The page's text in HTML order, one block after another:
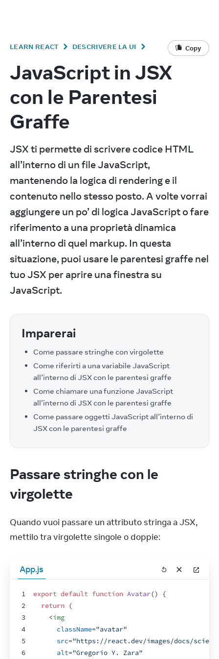
LEARN REACT DESCRIVERE LA UI Copy
JavaScript in JSX
con le Parentesi
Graffe
JSX ti permette di scrivere codice HTML
all’interno di un file JavaScript,
mantenendo la logica di rendering e il
contenuto nello stesso posto. A volte vorrai
aggiungere un po’ di logica JavaScript o fare
riferimento a una proprietà dinamica
all’interno di quel markup. In questa
situazione, puoi usare le parentesi graffe nel
tuo JSX per aprire una finestra su
JavaScript.
Imparerai
Come passare stringhe con virgolette
Come riferirti a una variabile JavaScript
all’interno di JSX con le parentesi graffe
Come chiamare una funzione JavaScript
all’interno di JSX con le parentesi graffe
Come passare oggetti JavaScript all’interno di
JSX con le parentesi graffe
Passare stringhe con le
virgolette
Quando vuoi passare un attributo stringa a JSX,
mettilo tra virgolette singole o doppie:
App.js
1
2
3
4
5
6
export default function Avatar()
{
return
(
<img
className="avatar"
src="https://react.dev/images/docs/
alt="Gregorio Y. Zara"